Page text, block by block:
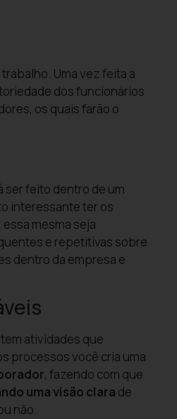
Uma vez feita a
dos funcionários
os quais farão o
ser feito dentro de um
interessante ter os
mesma seja
e repetitivas sobre
dentro da empresa e
atividades que
processos você cria uma
, fazendo com que
uma visão clara de
não.